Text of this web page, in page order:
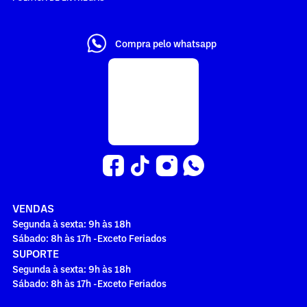
Compra pelo whatsapp
VENDAS
Segunda à sexta: 9h às 18h
Sábado: 8h às 17h -Exceto Feriados
SUPORTE
Segunda à sexta: 9h às 18h
Sábado: 8h às 17h -Exceto Feriados